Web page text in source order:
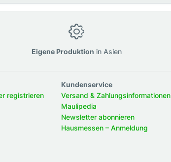
Eigene Produktion in Asien
registrieren
Kundenservice
Versand & Zahlungsinformationen
Maulipedia
Newsletter abonnieren
Hausmessen – Anmeldung